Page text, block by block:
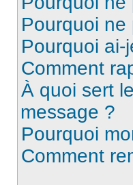
Pourquoi ne
Pourquoi ai-
Comment
À quoi sert
message ?
Pourquoi
Comment